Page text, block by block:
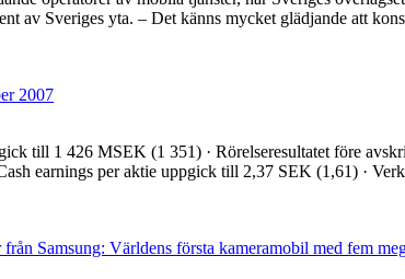
av Sveriges yta. – Det känns mycket glädjande att
2007
till 1 426 MSEK (1 351) · Rörelseresultatet före
earnings per aktie uppgick till 2,37 SEK (1,61) ·
Samsung: Världens första kameramobil med fem